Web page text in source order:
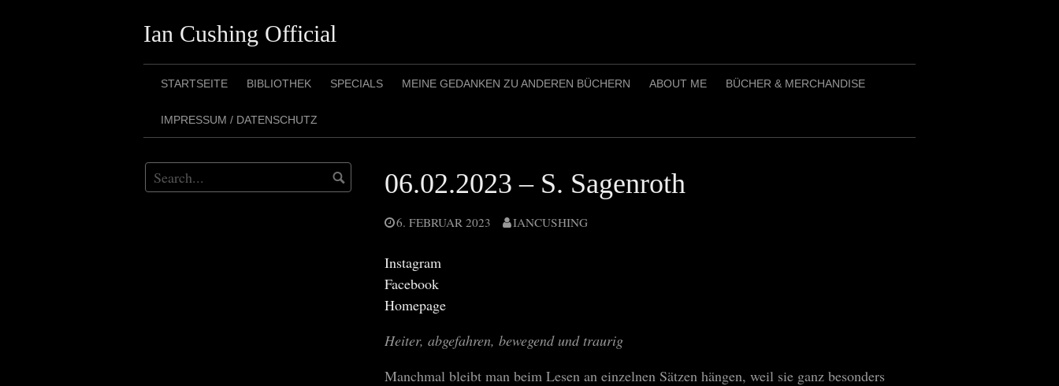
Ian Cushing Official
STARTSEITE BIBLIOTHEK SPECIALS MEINE GEDANKEN ZU ANDEREN BÜCHERN ABOUT ME BÜCHER & MERCHANDISE
IMPRESSUM / DATENSCHUTZ
06.02.2023 – S. Sagenroth
6. FEBRUAR 2023 IANCUSHING
Instagram
Facebook
Homepage
Heiter, abgefahren, bewegend und traurig
Manchmal bleibt man beim Lesen an einzelnen Sätzen hängen, weil sie ganz besonders